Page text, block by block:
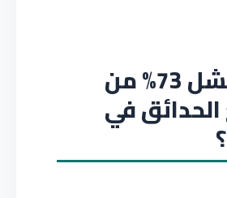
لماذا تفشل 73% من
في